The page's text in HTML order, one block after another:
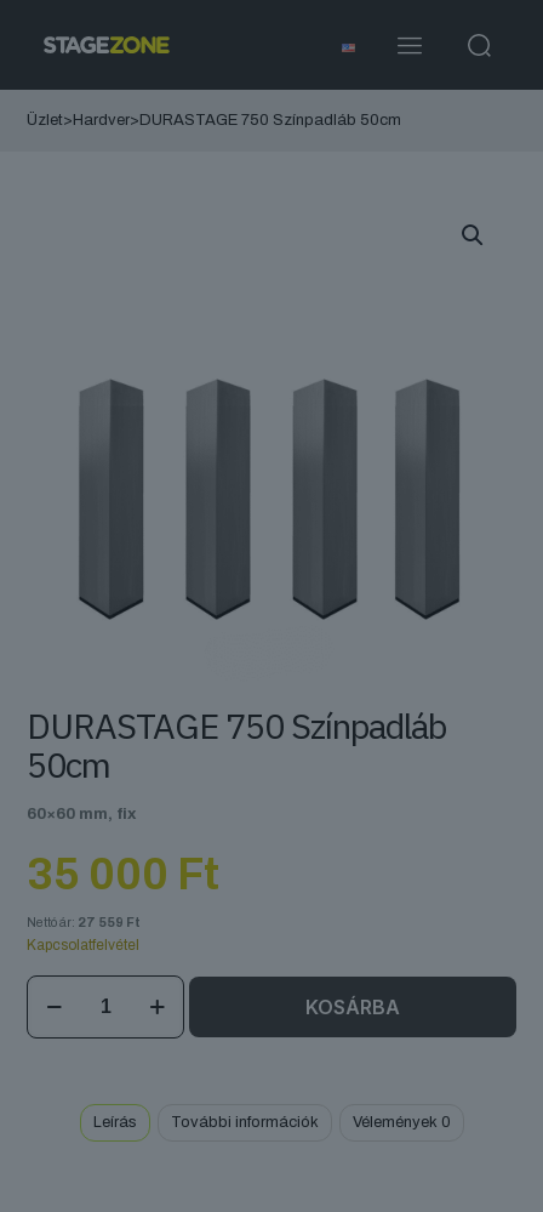
Üzlet> Hardver> DURASTAGE 750 Színpadláb 50cm
DURASTAGE 750 Színpadláb
50cm
60×60 mm, fix
35 000 Ft
Nettó ár: 27 559 Ft
Kapcsolatfelvétel
DURASTAGE
750
Színpadláb
KOSÁRBA
Leírás További információk Vélemények 0